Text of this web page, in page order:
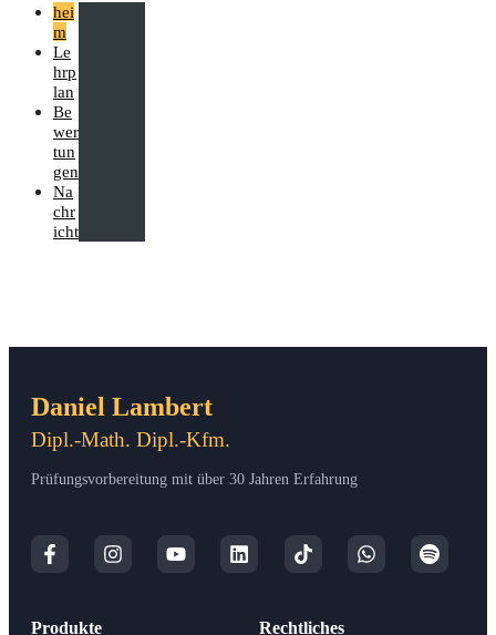
hei
m
Le
hrp
lan
Be
wer
tun
gen
Na
chr
icht
Daniel Lambert
Dipl.-Math. Dipl.-Kfm.
Prüfungsvorbereitung mit über 30 Jahren Erfahrung
Produkte Rechtliches